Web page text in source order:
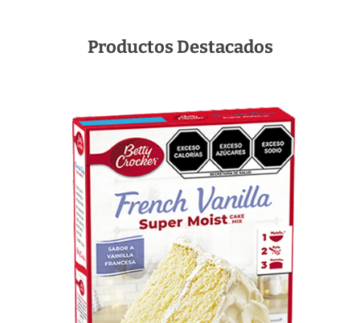
Productos Destacados